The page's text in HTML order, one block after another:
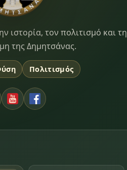
ιστορία, τον πολιτισμό και τη
της Δημητσάνας.
Πολιτισμός